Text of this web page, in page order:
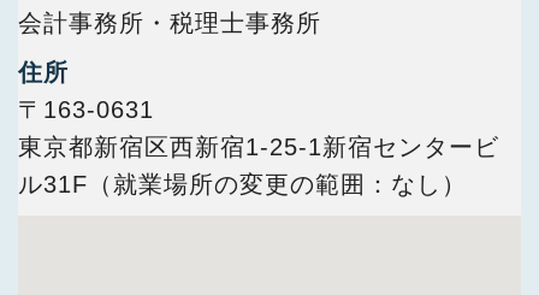
お問い合わせ
今すぐ会員登録
会計事務所・税理士事務所
住所
〒163-0631
東京都新宿区西新宿1-25-1新宿センタービ
ル31F（就業場所の変更の範囲：なし）